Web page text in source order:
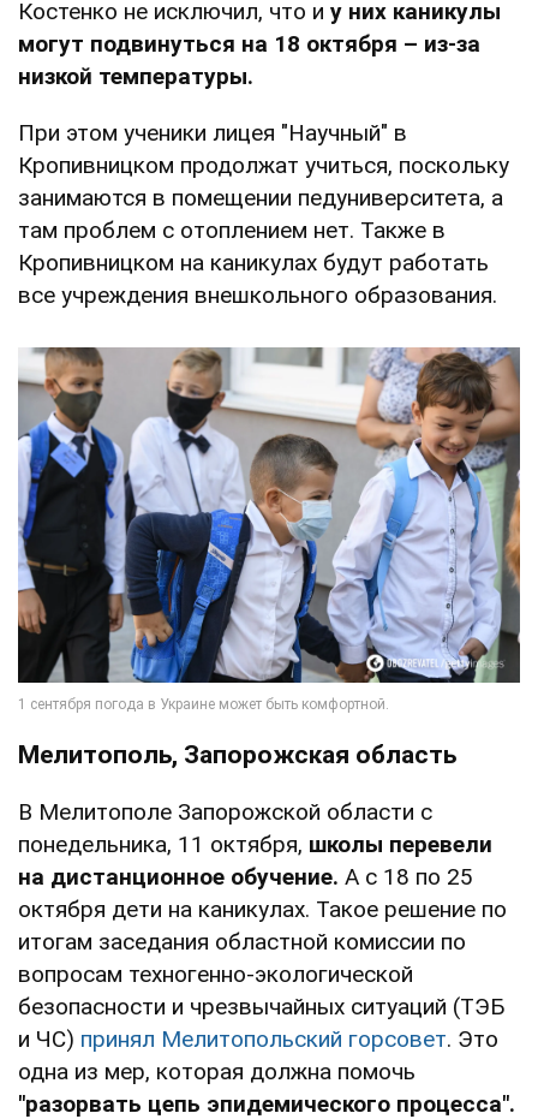
Костенко не исключил, что и у них каникулы
могут подвинуться на 18 октября – из-за
низкой температуры.
При этом ученики лицея "Научный" в
Кропивницком продолжат учиться, поскольку
занимаются в помещении педуниверситета, а
там проблем с отоплением нет. Также в
Кропивницком на каникулах будут работать
все учреждения внешкольного образования.
Мелитополь, Запорожская область
В Мелитополе Запорожской области с
понедельника, 11 октября, школы перевели
на дистанционное обучение. А с 18 по 25
октября дети на каникулах. Такое решение по
итогам заседания областной комиссии по
вопросам техногенно-экологической
безопасности и чрезвычайных ситуаций (ТЭБ
и ЧС) принял Мелитопольский горсовет. Это
одна из мер, которая должна помочь
"разорвать цепь эпидемического процесса".